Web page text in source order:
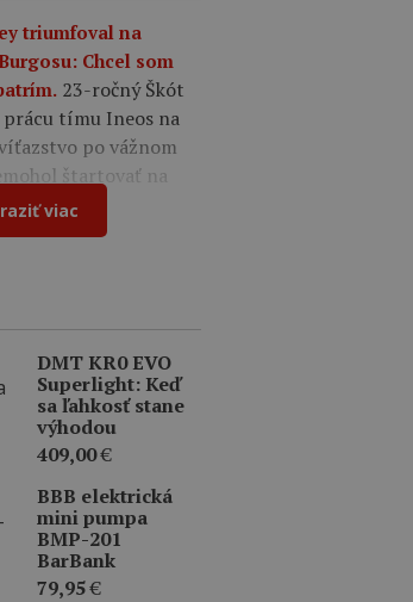
triumfoval na
Chcel som
23-ročný Škót
tímu Ineos na
po vážnom
štartovať na
viac
DMT KR0 EVO
Superlight: Keď
sa ľahkosť stane
výhodou
409,00€
BBB elektrická
mini pumpa
BMP-201
BarBank
79,95€